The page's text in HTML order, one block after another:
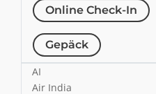
Online Check-In
Gepäck
AI
Air India